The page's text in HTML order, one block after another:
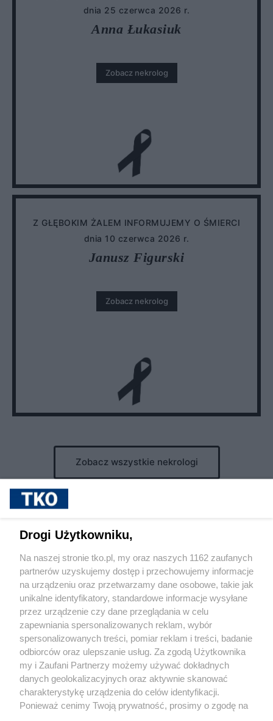
dnia 25 czerwca 2026 r.
Anna Łukasiuk
Zobacz nekrolog
Z GŁĘBOKIM ŻALEM INFORMUJEMY O ŚMIERCI
dnia 10 czerwca 2026 r.
Janusz Figurski
Zobacz nekrolog
Zobacz wszystkie nekrologi
Reklama Tematy Archiwum artykułów
Archiwum wydania Polityka Prywatności Regulamin
O redakcji Kontakt
Olsztyn Bartoszyce Braniewo Działdowo Elbląg
Giżycko Gołdap Iława Kętrzyn Lidzbark Warmiński
Mrągowo Nidzica Nowe Miasto Lubawskie Olecko
Ostróda Pisz Szczytno Węgorzewo
Strona korzysta z plików cookies w celu realizacji usług. Pozostając
Drogi Użytkowniku,
Na naszej stronie tko.pl, my oraz naszych 1162 zaufanych
partnerów uzyskujemy dostęp i przechowujemy informacje
na urządzeniu oraz przetwarzamy dane osobowe, takie jak
unikalne identyfikatory, standardowe informacje wysyłane
przez urządzenie czy dane przeglądania w celu
zapewniania spersonalizowanych reklam, wybór
spersonalizowanych treści, pomiar reklam i treści, badanie
odbiorców oraz ulepszanie usług. Za zgodą Użytkownika
my i Zaufani Partnerzy możemy używać dokładnych
danych geolokalizacyjnych oraz aktywnie skanować
charakterystykę urządzenia do celów identyfikacji.
Ponieważ cenimy Twoją prywatność, prosimy o zgodę na